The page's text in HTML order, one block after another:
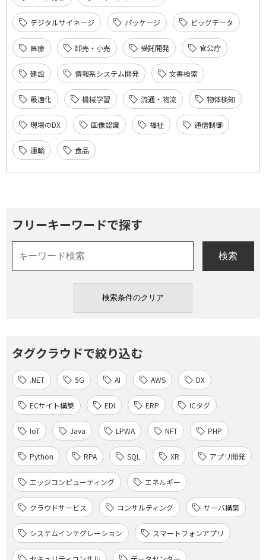
デジタルサイネージ パッケージ ビッグデータ
医療 卸売・小売 受託開発 官公庁
建設 情報系システム開発 文書検索
最適化 機械学習 流通・物流 物体検知
現場のDX 画像認識 福祉 通信制御
運輸 食品
フリーキーワードで探す
タグクラウドで絞り込む
.NET 5G AI AWS DX
ECサイト構築 EDI ERP ICタグ
IoT Java LPWA NFT PHP
Python RPA SQL XR アプリ開発
エッジコンピューティング エネルギー
クラウドサービス コンサルティング サーバ構築
システムインテグレーション スマートフォンアプリ